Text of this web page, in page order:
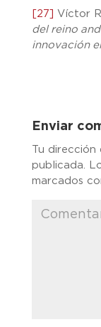
[27] Víctor
del reino
innovación
Enviar
Tu
publicada.
marcados